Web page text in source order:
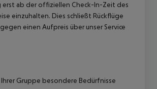
ab der offiziellen Check-In-Zeit des
einzuhalten. Dies schließt Rückflüge
einen Aufpreis über unser Service
Gruppe besondere Bedürfnisse